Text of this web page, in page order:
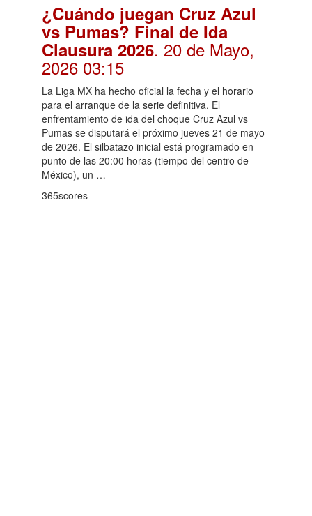
¿Cuándo juegan Cruz Azul
vs Pumas? Final de Ida
Clausura 2026. 20 de Mayo,
2026 03:15
La Liga MX ha hecho oficial la fecha y el horario
para el arranque de la serie definitiva. El
enfrentamiento de ida del choque Cruz Azul vs
Pumas se disputará el próximo jueves 21 de mayo
de 2026. El silbatazo inicial está programado en
punto de las 20:00 horas (tiempo del centro de
México), un …
365scores